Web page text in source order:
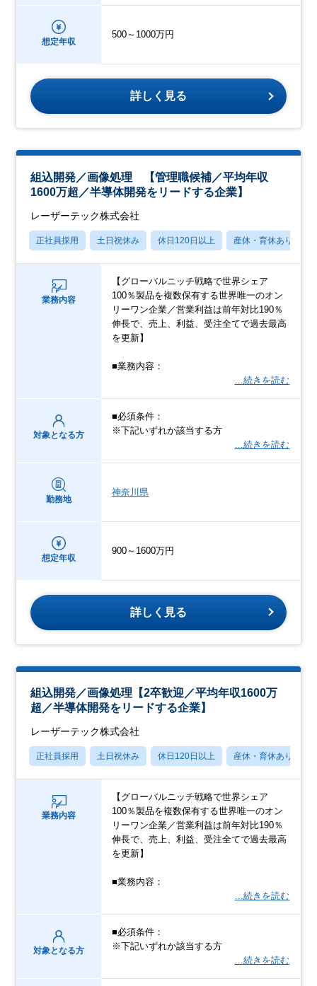
想定年収
500～1000万円
詳しく見る
組込開発／画像処理 【管理職候補／平均年収
1600万超／半導体開発をリードする企業】
レーザーテック株式会社
正社員採用 土日祝休み 休日120日以上 産休・育休あり
業務内容
【グローバルニッチ戦略で世界シェア
100％製品を複数保有する世界唯一のオン
リーワン企業／営業利益は前年対比190％
伸長で、売上、利益、受注全てで過去最高
を更新】
■業務内容：
…続きを読む
対象となる方
■必須条件：
※下記いずれか該当する方
…続きを読む
勤務地
神奈川県
想定年収
900～1600万円
詳しく見る
組込開発／画像処理【2卒歓迎／平均年収1600万
超／半導体開発をリードする企業】
レーザーテック株式会社
正社員採用 土日祝休み 休日120日以上 産休・育休あり
業務内容
【グローバルニッチ戦略で世界シェア
100％製品を複数保有する世界唯一のオン
リーワン企業／営業利益は前年対比190％
伸長で、売上、利益、受注全てで過去最高
を更新】
■業務内容：
…続きを読む
対象となる方
■必須条件：
※下記いずれか該当する方
…続きを読む